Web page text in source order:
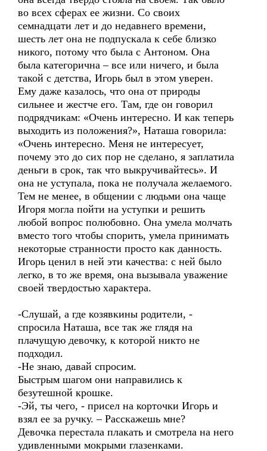
во всех сферах ее жизни. Со своих
семнадцати лет и до недавнего времени,
шесть лет она не подпускала к себе близко
никого, потому что была с Антоном. Она
была категорична – все или ничего, и была
такой с детства, Игорь был в этом уверен.
Ему даже казалось, что она от природы
сильнее и жестче его. Там, где он говорил
подрядчикам: «Очень интересно. И как теперь
выходить из положения?», Наташа говорила:
«Очень интересно. Меня не интересует,
почему это до сих пор не сделано, я заплатила
деньги в срок, так что выкручивайтесь». И
она не уступала, пока не получала желаемого.
Тем не менее, в общении с людьми она чаще
Игоря могла пойти на уступки и решить
любой вопрос полюбовно. Она умела молчать
вместо того чтобы спорить, умела принимать
некоторые странности просто как данность.
Игорь ценил в ней эти качества: с ней было
легко, в то же время, она вызывала уважение
своей твердостью характера.
-Слушай, а где козявкины родители, -
спросила Наташа, все так же глядя на
плачущую девочку, к которой никто не
подходил.
-Не знаю, давай спросим.
Быстрым шагом они направились к
безутешной крошке.
-Эй, ты чего, - присел на корточки Игорь и
взял ее за ручку. – Расскажешь мне?
Девочка перестала плакать и смотрела на него
удивленными мокрыми глазенками.